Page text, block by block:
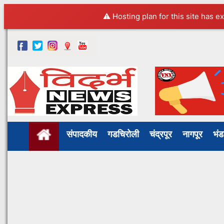
⚠️ Hosting plan for this site has
संपादकीय गडचिरोली चंद्रपूर नागपूर